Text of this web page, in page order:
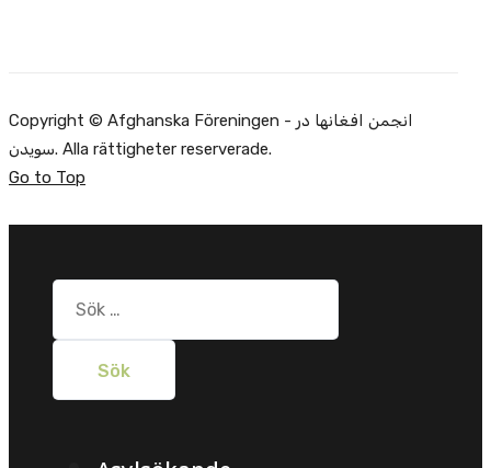
Copyright © Afghanska Föreningen - انجمن افغانها در
سویدن. Alla rättigheter reserverade.
Go to Top
Sök
efter: